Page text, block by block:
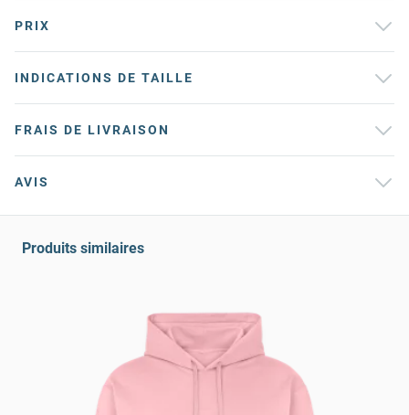
PRIX
INDICATIONS DE TAILLE
FRAIS DE LIVRAISON
AVIS
Produits similaires